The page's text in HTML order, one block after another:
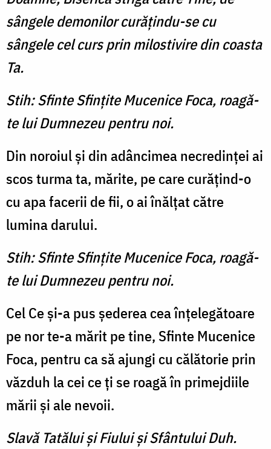
sângele demonilor curăţindu-se cu
sângele cel curs prin milostivire din coasta
Ta.
Stih: Sfinte Sfinţite Mucenice Foca, roagă-
te lui Dumnezeu pentru noi.
Din noroiul şi din adâncimea necredinţei ai
scos turma ta, mărite, pe care curăţind-o
cu apa facerii de fii, o ai înălţat către
lumina darului.
Stih: Sfinte Sfinţite Mucenice Foca, roagă-
te lui Dumnezeu pentru noi.
Cel Ce şi-a pus şederea cea înţelegătoare
pe nor te-a mărit pe tine, Sfinte Mucenice
Foca, pentru ca să ajungi cu călătorie prin
văzduh la cei ce ţi se roagă în primejdiile
mării şi ale nevoii.
Slavă Tatălui şi Fiului şi Sfântului Duh.